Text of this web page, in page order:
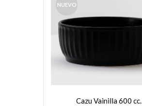
NUEVO
Cazu Vainilla 600 cc.